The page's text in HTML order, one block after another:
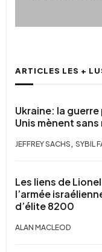
ARTICLES LES +
Ukraine: la
Unis mènent
JEFFREY SACHS , SYBIL
Les liens de
l’armée
d’élite 8200
ALAN MACLEOD